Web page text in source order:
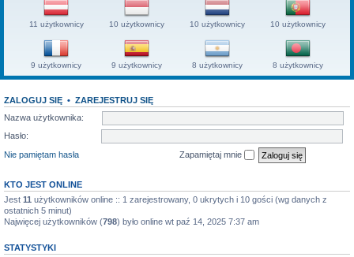
11 użytkownicy 10 użytkownicy 10 użytkownicy 10 użytkownicy
9 użytkownicy 9 użytkownicy 8 użytkownicy 8 użytkownicy
ZALOGUJ SIĘ • ZAREJESTRUJ SIĘ
Nazwa użytkownika:
Hasło:
Nie pamiętam hasła
Zapamiętaj mnie
KTO JEST ONLINE
Jest 11 użytkowników online :: 1 zarejestrowany, 0 ukrytych i 10 gości (wg danych z
ostatnich 5 minut)
Najwięcej użytkowników (798) było online wt paź 14, 2025 7:37 am
STATYSTYKI